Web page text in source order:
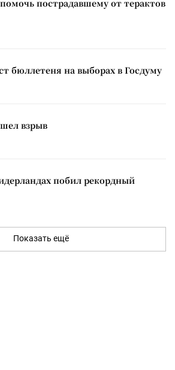
пострадавшему от терактов
бюллетеня на выборах в Госдуму
взрыв
побил рекордный
Показать ещё